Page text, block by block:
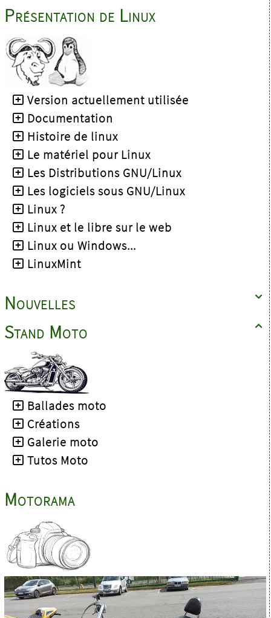
Présentation de Linux
Version actuellement utilisée
Documentation
Histoire de linux
Le matériel pour Linux
Les Distributions GNU/Linux
Les logiciels sous GNU/Linux
Linux ?
Linux et le libre sur le web
Linux ou Windows...
LinuxMint

Nouvelles

Stand Moto
Ballades moto
Créations
Galerie moto
Tutos Moto
Motorama